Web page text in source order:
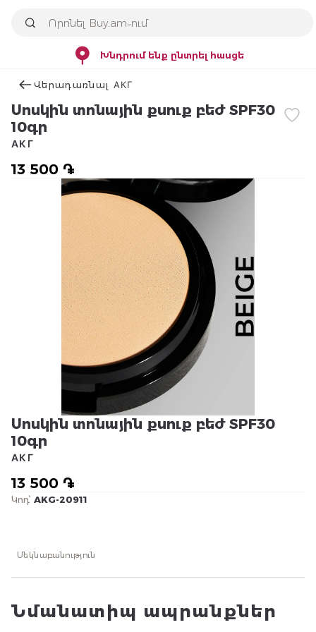
Խնդրում ենք ընտրել հասցե
Վերադառնալ АКГ
Սոսկին տոնային քսուք բեժ SPF30
10գր
13 500 ֏
АКГ
Սոսկին տոնային քսուք բեժ SPF30
10գր
13 500 ֏
АКГ
Կոդ՝ AKG-20911
Մեկնաբանություն
Նմանատիպ ապրանքներ